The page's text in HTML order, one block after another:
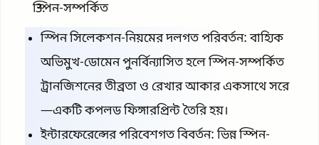
স্পিন-সম্পর্কিত
স্পিন সিলেকশন-নিয়মের দলগত পরিবর্তন: বাহ্যিক
অভিমুখ-ডোমেন পুনর্বিন্যাসিত হলে স্পিন-সম্পর্কিত
ট্রানজিশনের তীব্রতা ও রেখার আকার একসাথে সরে
—একটি কপলড ফিঙ্গারপ্রিন্ট তৈরি হয়।
ইন্টারফেরেন্সের পরিবেশগত বিবর্তন: ভিন্ন স্পিন-